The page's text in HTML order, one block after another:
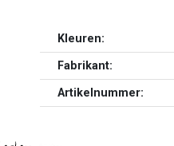
Kleuren:
Fabrikant:
Artikelnummer: